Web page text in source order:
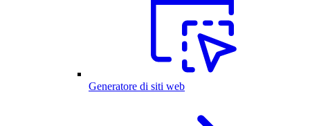
Generatore di siti web